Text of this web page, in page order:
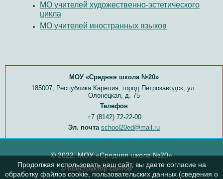
МО учителей художественно-эстетического
цикла
МО учителей иностранных языков
МОУ «Средняя школа №20»
185007, Республика Карелия, город Петрозаводск, ул.
Олонецкая, д. 75
Телефон
+7 (8142) 72-22-00
Эл. почта school20ed@mail.ru
© 2022, МОУ «Средняя школа №20»
© Конструктор сайтов Nubex.ru
Продолжая использовать наш сайт, вы даете согласие на
обработку файлов cookie, пользовательских данных (сведения о